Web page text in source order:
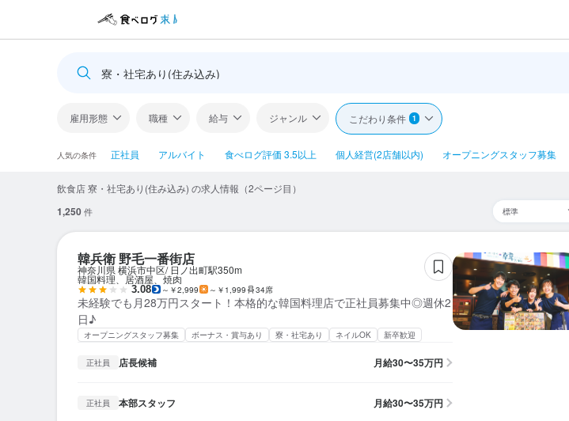
寮・社宅あり(住み込み)
雇用形態 職種 給与 ジャンル こだわり条件 1
人気の条件 正社員 アルバイト 食べログ評価 3.5以上 個人経営(2店舗以内) オープニングスタッフ募集
飲食店 寮・社宅あり(住み込み) の求人情報（2ページ目）
1,250件
韓兵衛 野毛一番街店
神奈川県 横浜市中区 日ノ出町駅350m
韓国料理、居酒屋、焼肉
3.08 ～￥2,999 ～￥1,999 34席
未経験でも月28万円スタート！本格的な韓国料理店で正社員募集中◎週休2
日♪
オープニングスタッフ募集 ボーナス・賞与あり 寮・社宅あり ネイルOK 新卒歓迎
正社員 店長候補 月給30〜35万円
正社員 本部スタッフ 月給30〜35万円